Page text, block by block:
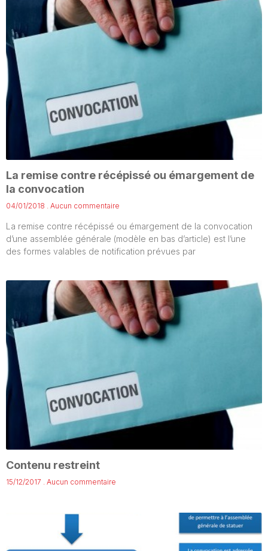
La remise contre récépissé ou émargement de
la convocation
04/01/2018 Aucun commentaire
La remise contre récépissé ou émargement de la convocation
d’une assemblée générale (modèle en bas d’article) est l’une
des formes valables de notification prévues par
Contenu restreint
15/12/2017 Aucun commentaire